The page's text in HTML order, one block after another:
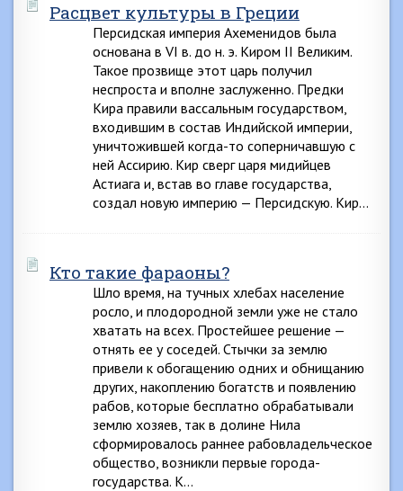
Расцвет культуры в Греции
Персидская империя Ахеменидов была
основана в VI в. до н. э. Киром II Великим.
Такое прозвище этот царь получил
неспроста и вполне заслуженно. Предки
Кира правили вассальным государством,
входившим в состав Индийской империи,
уничтожившей когда-то соперничавшую с
ней Ассирию. Кир сверг царя мидийцев
Астиага и, встав во главе государства,
создал новую империю — Персидскую. Кир…
Кто такие фараоны?
Шло время, на тучных хлебах население
росло, и плодородной земли уже не стало
хватать на всех. Простейшее решение —
отнять ее у соседей. Стычки за землю
привели к обогащению одних и обнищанию
других, накоплению богатств и появлению
рабов, которые бесплатно обрабатывали
землю хозяев, так в долине Нила
сформировалось раннее рабовладельческое
общество, возникли первые города-
государства. К…